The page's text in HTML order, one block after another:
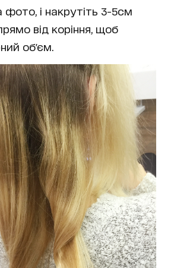
фото, і накрутіть 3-5см
від коріння, щоб
об'єм.